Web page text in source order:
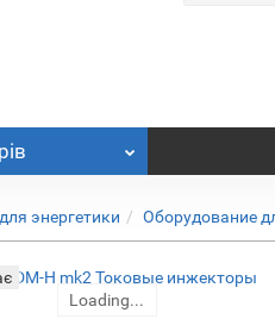
энергетики Оборудование
Loading...
Loading...